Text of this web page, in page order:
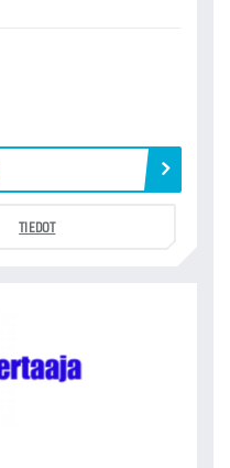
TIEDOT